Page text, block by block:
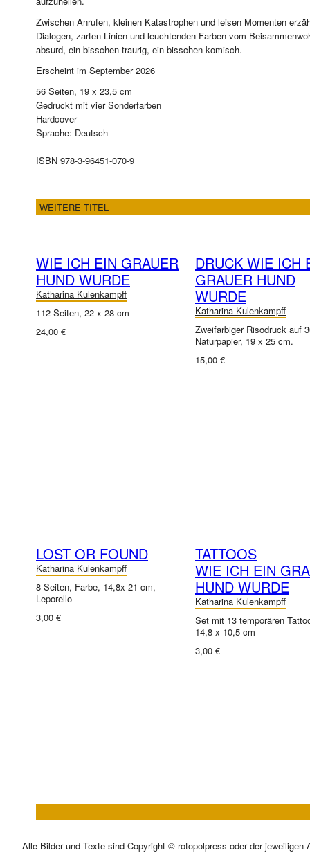
Zwischen Anrufen, kleinen Katastrophen und leisen Momenten
Dialogen, zarten Linien und leuchtenden Farben vom
absurd, ein bisschen traurig, ein bisschen komisch.
Erscheint im September 2026
56 Seiten, 19 x 23,5 cm
Gedruckt mit vier Sonderfarben
Hardcover
Sprache: Deutsch
ISBN 978-3-96451-070-9
WEITERE TITEL
WIE ICH EIN GRAUER
HUND WURDE
Katharina Kulenkampff
112 Seiten, 22 x 28 cm
24,00 €
DRUCK WIE ICH
GRAUER HUND
WURDE
Katharina Kulenkampff
Zweifarbiger Risodruck auf
Naturpapier, 19 x 25 cm.
15,00 €
LOST OR FOUND
Katharina Kulenkampff
8 Seiten, Farbe, 14,8x 21 cm,
Leporello
3,00 €
TATTOOS
WIE ICH EIN
HUND WURDE
Katharina Kulenkampff
Set mit 13 temporären
14,8 x 10,5 cm
3,00 €
Alle Bilder und Texte sind Copyright © rotopolpress oder der jeweiligen